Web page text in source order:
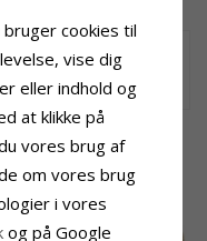
i forgyldt sølv med blank
cookies til
vise dig
eller indhold og
at klikke på
vores brug af
om vores brug
i vores
og på Google